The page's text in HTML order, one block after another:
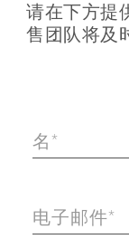
请在下方提
售团队将及